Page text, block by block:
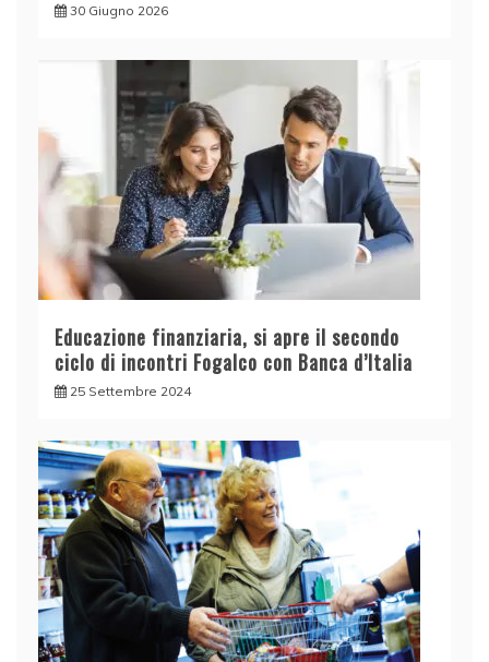
30 Giugno 2026
Educazione finanziaria, si apre il secondo
ciclo di incontri Fogalco con Banca d’Italia
25 Settembre 2024